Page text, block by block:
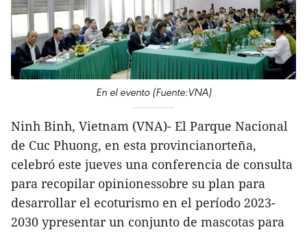
En el evento (Fuente:VNA)
Ninh Binh, Vietnam (VNA)- El Parque Nacional
de Cuc Phuong, en esta provincianorteña,
celebró este jueves una conferencia de consulta
para recopilar opinionessobre su plan para
desarrollar el ecoturismo en el período 2023-
2030 ypresentar un conjunto de mascotas para